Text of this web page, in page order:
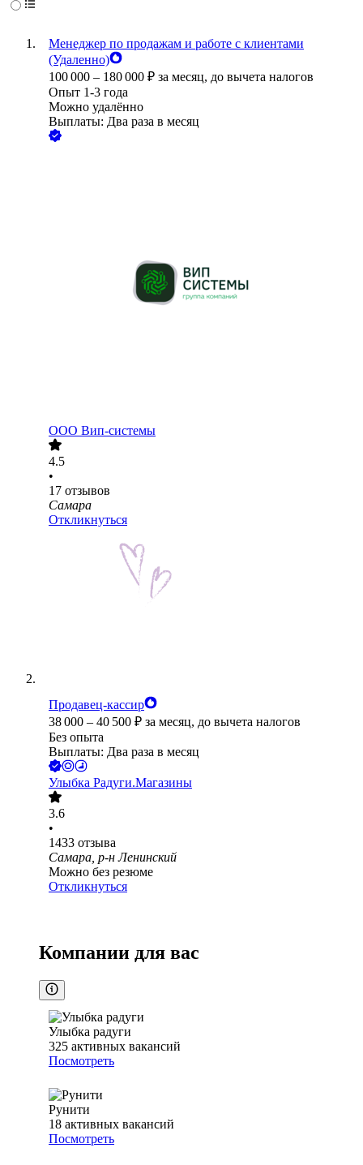
Менеджер по продажам и работе с клиентами
(Удаленно)
100 000 – 180 000 ₽ за месяц, до вычета налогов
Опыт 1-3 года
Можно удалённо
Выплаты: Два раза в месяц
ООО Вип-системы
4.5
•
17 отзывов
Самара
Откликнуться
Продавец-кассир
38 000 – 40 500 ₽ за месяц, до вычета налогов
Без опыта
Выплаты: Два раза в месяц
Улыбка Радуги.Магазины
3.6
•
1433 отзыва
Самара, р-н Ленинский
Можно без резюме
Откликнуться
Компании для вас
Улыбка радуги
325 активных вакансий
Посмотреть
Рунити
18 активных вакансий
Посмотреть